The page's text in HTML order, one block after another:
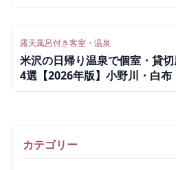
露天風呂付き客室・温泉
米沢の日帰り温泉で個室・貸
4選【2026年版】小野川・白布
ド
カテゴリー